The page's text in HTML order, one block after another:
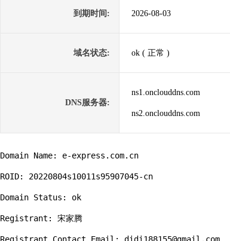
到期时间: 2026-08-03
域名状态: ok ( 正常 )
DNS服务器:
ns1.onclouddns.com
ns2.onclouddns.com
Domain Name: e-express.com.cn
ROID: 20220804s10011s95907045-cn
Domain Status: ok
Registrant: 宋家腾